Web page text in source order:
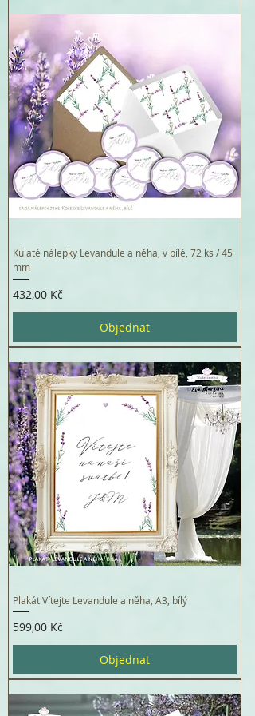
Kulaté nálepky Levandule a něha, v bílé, 72 ks / 45
mm
Cena
432,00 Kč
Objednat
Plakát Vítejte Levandule a něha, A3, bílý
Cena
599,00 Kč
Objednat